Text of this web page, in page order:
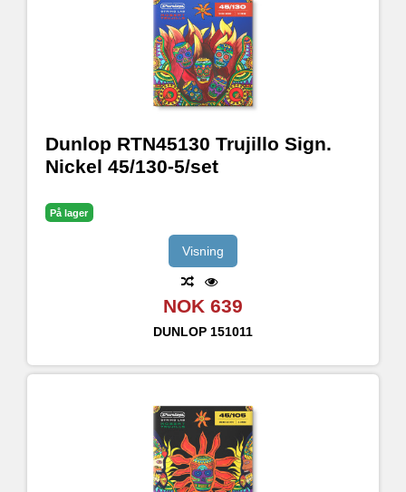
Dunlop RTN45130 Trujillo Sign.
Nickel 45/130-5/set
På lager
Visning
NOK 639
DUNLOP 151011